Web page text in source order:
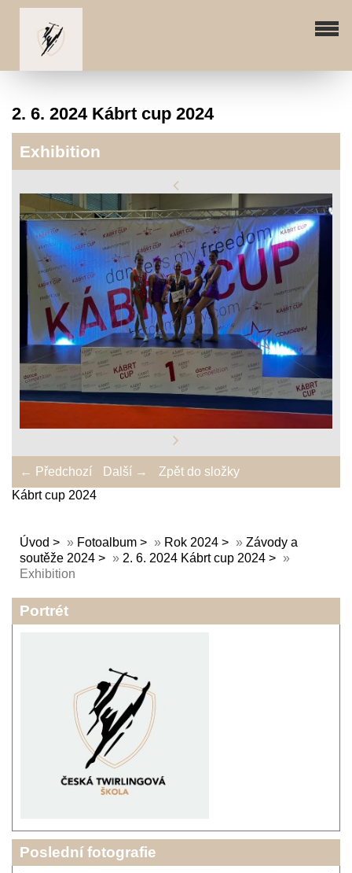
2. 6. 2024 Kábrt cup 2024
Exhibition
← Předchozí Další →
Zpět do složky
Kábrt cup 2024
Úvod » Fotoalbum » Rok 2024 » Závody a
soutěže 2024
» 2. 6. 2024 Kábrt cup 2024
»
Exhibition
Portrét
Poslední fotografie